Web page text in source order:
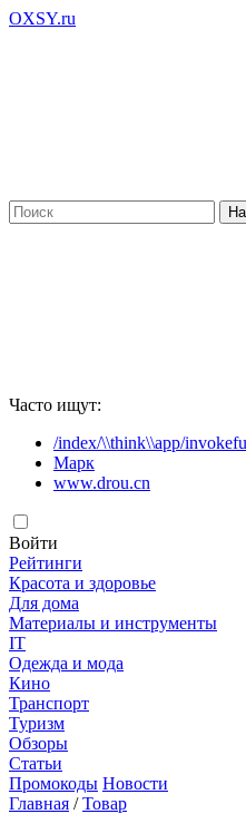
OXSY.ru
Часто ищут:
/index/\\think\\app/
Марк
www.drou.cn
Войти
Рейтинги
Красота и здоровье
Для дома
Материалы и инструменты
IT
Одежда и мода
Кино
Транспорт
Туризм
Обзоры
Статьи
Промокоды Новости
Главная /Товар